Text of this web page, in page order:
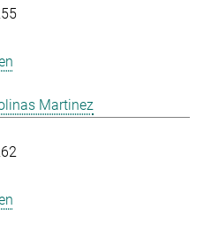
Martinez